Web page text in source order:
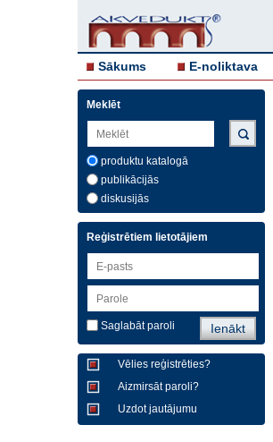
Sākums E-noliktava
Meklēt
produktu katalogā
publikācijās
diskusijās
Reģistrētiem lietotājiem
Saglabāt paroli
Vēlies reģistrēties?
Aizmirsāt paroli?
Uzdot jautājumu